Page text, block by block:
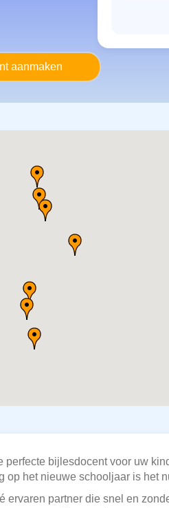
aanmaken
bijlesdocent voor uw
het nieuwe schooljaar is het
partner die snel en